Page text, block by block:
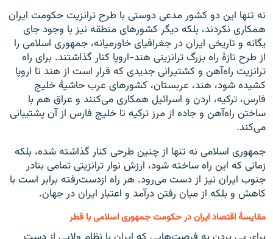
نه تنها این دو کشور مدعی دوستی با طرح ترانزیت حکومت ایران
همکاری نکردند، بلکه دیگر کشورهای منطقه نیز با وجود جای
یگانه و تاریخی ایران در جغرافیای خاورمیانه، جمهوری اسلامی را
از طرح تازهٔ راه بزرگ ترانزینی هند-اروپا کنار گذاشتند. برای راه
ترانزیت راه‌آهن و کشتیرانی جدیدی که قرار است از هند تا اروپا
کشیده شود، هند، ‌عربستان، کشورهای عرب حاشیهٔ خلیج
فارس، ترکیه، اردن و اسرائیل همکاری می‌کنند و عراق هم با
ساختن راه‌آهن و جاده از مرز ترکیه تا خلیج فارس از آن پشتیبانی
می‌کند.
جمهوری اسلامی نه تنها از چنین طرحی کنار گذاشته شده، بلکه
زمانی که این راه ساخته شود، ارزش نوار ترانزیتی تمامی بنادر
جنوب ایران نیز از دست می‌رود. هر راه ازدست‌رفته برابر است با
کاهش و بلکه از میان رفتن درآمد و اعتبار ایران در جهان.
مقایسهٔ اقتصاد ایران در حکومت جمهوری اسلامی با قطر